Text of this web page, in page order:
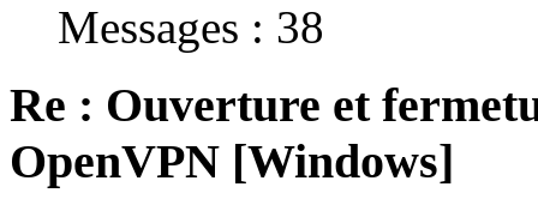
Messages : 38
Re : Ouverture et
OpenVPN [Windows]